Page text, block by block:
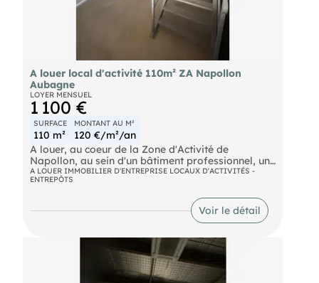
A louer local d'activité 110m² ZA Napollon
Aubagne
LOYER MENSUEL
1 100 €
SURFACE
110 m²
MONTANT AU M²
120 €/m²/an
A louer, au coeur de la Zone d'Activité de
Napollon, au sein d'un bâtiment professionnel, un
local d'activité d'une superficie totale de 110 m²
composé comme suit :
. 80 m² de surface d'entrepôt au sol
+ Parking à disposition sur site.
Caution solidaire du gérant demandée.
A LOUER IMMOBILIER D'ENTREPRISE LOCAUX D'ACTIVITÉS -
ENTREPÔTS
Voir le détail